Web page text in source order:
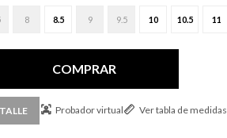
8 8.5 9 9.5 10 10.5 11
COMPRAR
Probador virtual Ver tabla de medidas